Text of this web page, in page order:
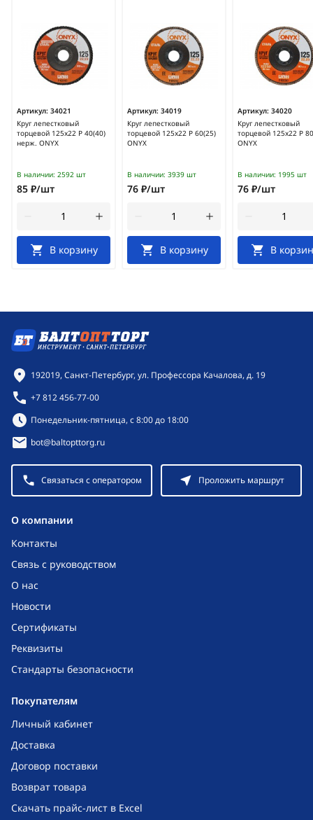
Артикул: 34021
Круг лепестковый
торцевой 125х22 Р 40(40)
нерж. ONYX
В наличии: 2592 шт
85 ₽/шт
В корзину
Артикул: 34019
Круг лепестковый
торцевой 125х22 Р 60(25)
ONYX
В наличии: 3939 шт
76 ₽/шт
В корзину
Артикул: 34020
Круг лепестковый
торцевой 125х22 Р
ONYX
В наличии: 1995 шт
76 ₽/шт
В
O компании
Контакты
Связь с руководством
О нас
Новости
Сертификаты
Реквизиты
Стандарты безопасности
Покупателям
Личный кабинет
Доставка
Договор поставки
Возврат товара
Скачать прайс-лист в Excel
Контактная информация
192019, Санкт-Петербург, ул. Профессора Качалова, д. 19
+7 812 456-77-00
Режим работы:
Понедельник-пятница, с 8:00 до 18:00
bot@baltopttorg.ru
Связаться с оператором Проложить маршрут